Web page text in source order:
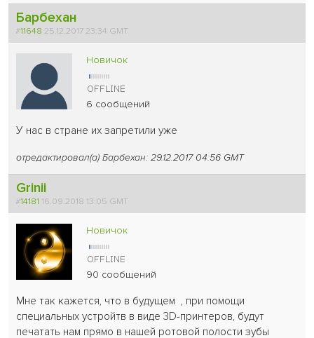
Барбехан
#11648 25.12.2017 23:34 GMT
Новичок
6 сообщений
У нас в стране их запретили уже
отредактировал(а) Барбехан: 29.12.2017 04:56 GMT
Grinii
#14181 16.09.2018 13:05 GMT
Новичок
90 сообщений
Мне так кажется, что в будущем , при помощи
специальных устройтв в виде 3D-принтеров, будут
печатать нам прямо в нашей ротовой полости зубы